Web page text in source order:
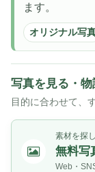
ます。
オリジナル写
写真を見る・
目的に合わせて、
素材を探
無料写
Web・